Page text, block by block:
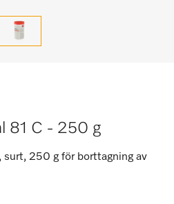
81 C - 250 g
surt, 250 g för borttagning av